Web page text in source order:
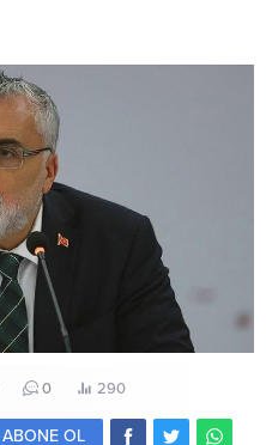
0 290
ABONE OL